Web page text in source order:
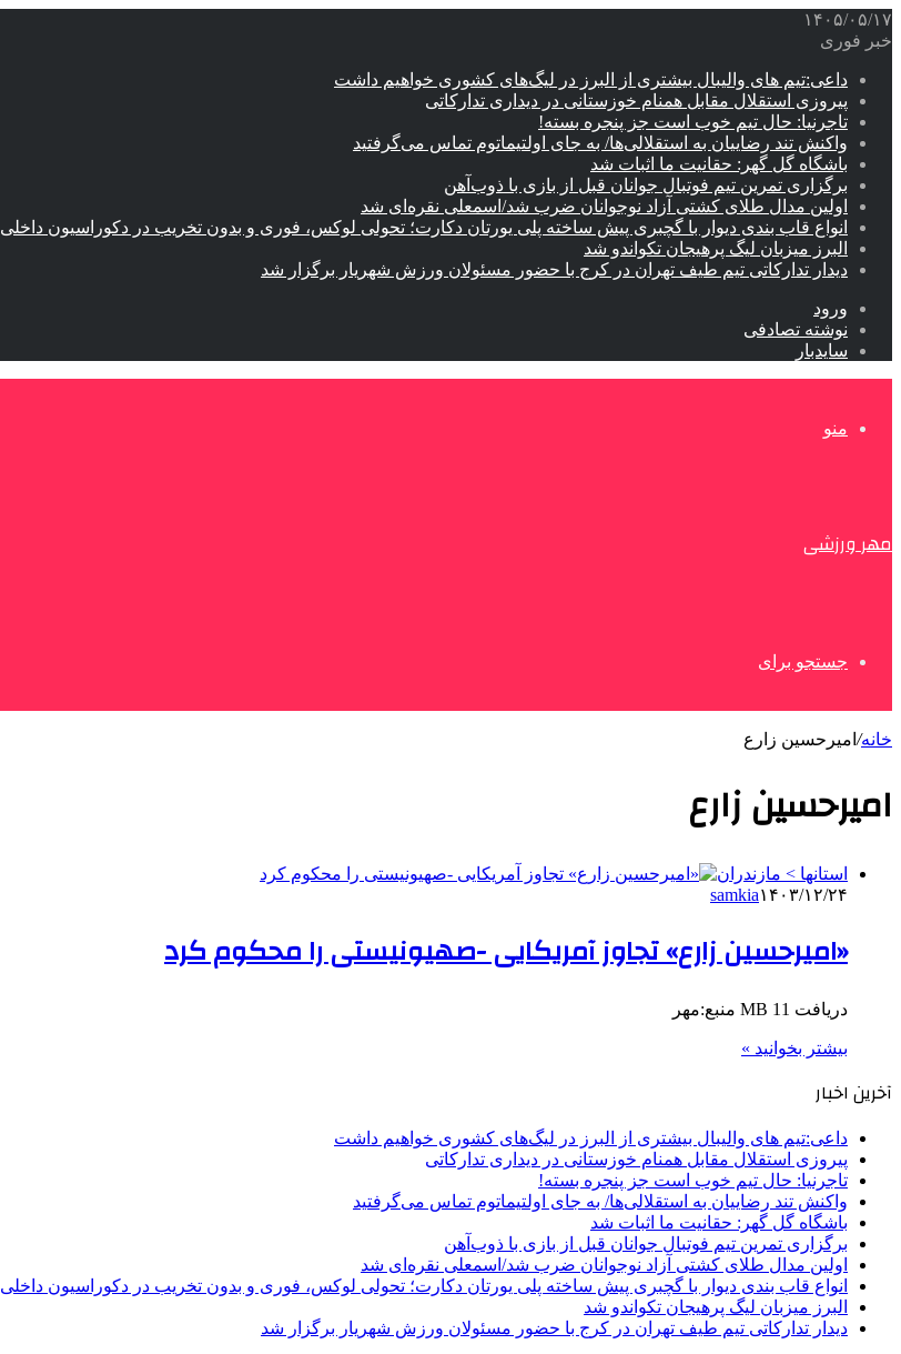
۱۴۰۵/۰۵/۱۷
خبر فوری
داعی:تیم های والیبال بیشتری از البرز در لیگ‌های کشوری خواهیم داشت
پیروزی استقلال مقابل همنام خوزستانی در دیداری تدارکاتی
تاجرنیا: حال تیم خوب است جز پنجره بسته!
واکنش تند رضاییان به استقلالی‌ها/ به جای اولتیماتوم تماس می‌گرفتید
باشگاه گل گهر: حقانیت ما اثبات شد
برگزاری تمرین تیم فوتبال جوانان قبل از بازی با ذوب‌آهن
اولین مدال طلای کشتی آزاد نوجوانان ضرب شد/اسمعلی نقره‌ای شد
انواع قاب بندی دیوار با گچبری پیش ساخته پلی یورتان دکارت؛ تحولی لوکس، فوری و بدون تخریب در دکوراسیون داخلی
البرز میزبان لیگ پرهیجان تکواندو شد
دیدار تدارکاتی تیم طیف تهران در کرج با حضور مسئولان ورزش شهریار برگزار شد
ورود
نوشته تصادفی
سایدبار
منو
مهر ورزشی
جستجو برای
خانه/ امیرحسین زارع
امیرحسین زارع
استانها > مازندران
samkia۱۴۰۳/۱۲/۲۴
«امیرحسین زارع» تجاوز آمریکایی -صهیونیستی را محکوم کرد
دریافت 11 MB منبع:مهر
بیشتر بخوانید »
آخرین اخبار
داعی:تیم های والیبال بیشتری از البرز در لیگ‌های کشوری خواهیم داشت
پیروزی استقلال مقابل همنام خوزستانی در دیداری تدارکاتی
تاجرنیا: حال تیم خوب است جز پنجره بسته!
واکنش تند رضاییان به استقلالی‌ها/ به جای اولتیماتوم تماس می‌گرفتید
باشگاه گل گهر: حقانیت ما اثبات شد
برگزاری تمرین تیم فوتبال جوانان قبل از بازی با ذوب‌آهن
اولین مدال طلای کشتی آزاد نوجوانان ضرب شد/اسمعلی نقره‌ای شد
انواع قاب بندی دیوار با گچبری پیش ساخته پلی یورتان دکارت؛ تحولی لوکس، فوری و بدون تخریب در دکوراسیون داخلی
البرز میزبان لیگ پرهیجان تکواندو شد
دیدار تدارکاتی تیم طیف تهران در کرج با حضور مسئولان ورزش شهریار برگزار شد